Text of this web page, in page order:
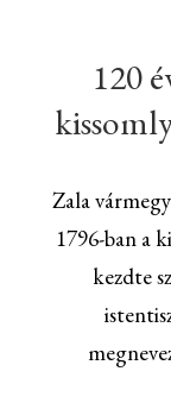
120
Zala
1796-ban a
kezdte